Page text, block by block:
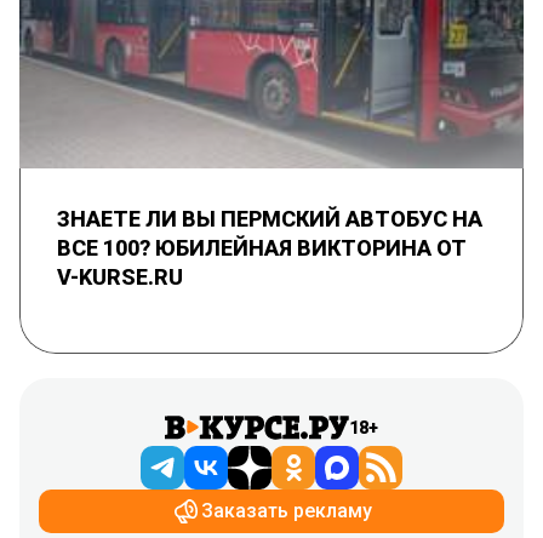
ЗНАЕТЕ ЛИ ВЫ ПЕРМСКИЙ АВТОБУС НА
ВСЕ 100? ЮБИЛЕЙНАЯ ВИКТОРИНА ОТ
V-KURSE.RU
18+
Заказать рекламу